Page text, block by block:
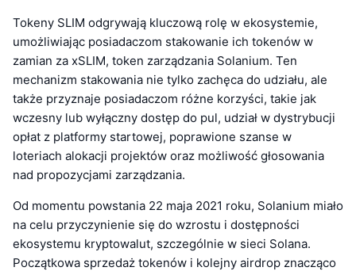
Tokeny SLIM odgrywają kluczową rolę w ekosystemie,
umożliwiając posiadaczom stakowanie ich tokenów w
zamian za xSLIM, token zarządzania Solanium. Ten
mechanizm stakowania nie tylko zachęca do udziału, ale
także przyznaje posiadaczom różne korzyści, takie jak
wczesny lub wyłączny dostęp do pul, udział w dystrybucji
opłat z platformy startowej, poprawione szanse w
loteriach alokacji projektów oraz możliwość głosowania
nad propozycjami zarządzania.
Od momentu powstania 22 maja 2021 roku, Solanium miało
na celu przyczynienie się do wzrostu i dostępności
ekosystemu kryptowalut, szczególnie w sieci Solana.
Początkowa sprzedaż tokenów i kolejny airdrop znacząco